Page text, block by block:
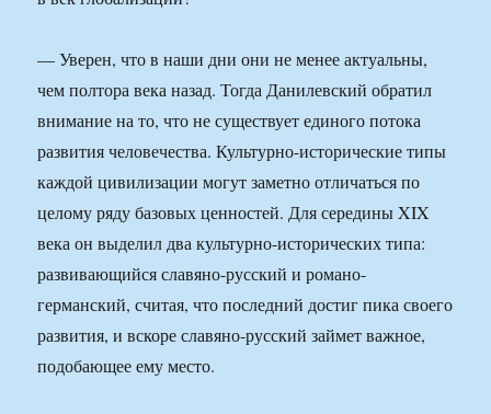
— Уверен, что в наши дни они не менее актуальны,
чем полтора века назад. Тогда Данилевский обратил
внимание на то, что не существует единого потока
развития человечества. Культурно-исторические типы
каждой цивилизации могут заметно отличаться по
целому ряду базовых ценностей. Для середины XIX
века он выделил два культурно-исторических типа:
развивающийся славяно-русский и романо-
германский, считая, что последний достиг пика своего
развития, и вскоре славяно-русский займет важное,
подобающее ему место.